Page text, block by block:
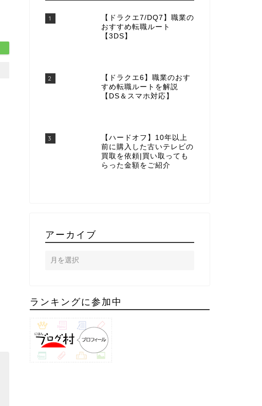
1
【ドラクエ7/DQ7】職業の
おすすめ転職ルート
【3DS】
2
【ドラクエ6】職業のおす
すめ転職ルートを解説
【DS＆スマホ対応】
3
【ハードオフ】10年以上
前に購入した古いテレビの
買取を依頼|買い取っても
らった金額をご紹介
アーカイブ
ランキングに参加中